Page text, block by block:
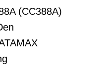
(CC388A)